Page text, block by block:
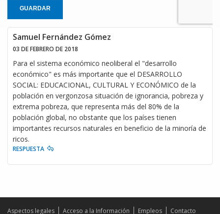
GUARDAR
Samuel Fernández Gómez
03 DE FEBRERO DE 2018
Para el sistema económico neoliberal el "desarrollo
económico" es más importante que el DESARROLLO
SOCIAL: EDUCACIONAL, CULTURAL Y ECONÓMICO de la
población en vergonzosa situación de ignorancia, pobreza y
extrema pobreza, que representa más del 80% de la
población global, no obstante que los países tienen
importantes recursos naturales en beneficio de la minoría de
ricos.
RESPUESTA
Aspectos legales Acceso a la Información Empleos Contacto